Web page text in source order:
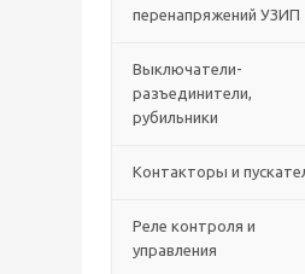
перенапряжений УЗИП
Выключатели-
разъединители,
рубильники
Контакторы и
Реле контроля и
управления